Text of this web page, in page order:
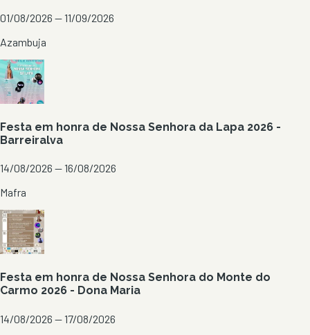
01/08/2026 — 11/09/2026
Azambuja
Festa em honra de Nossa Senhora da Lapa 2026 -
Barreiralva
14/08/2026 — 16/08/2026
Mafra
Festa em honra de Nossa Senhora do Monte do
Carmo 2026 - Dona Maria
14/08/2026 — 17/08/2026